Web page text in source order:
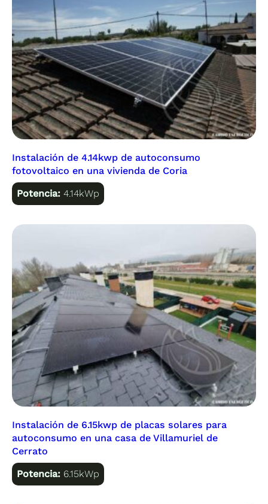
Instalación de 4.14kwp de autoconsumo
fotovoltaico en una vivienda de Coria
Potencia:4.14kWp
Instalación de 6.15kwp de placas solares para
autoconsumo en una casa de Villamuriel de
Cerrato
Potencia: 6.15kWp